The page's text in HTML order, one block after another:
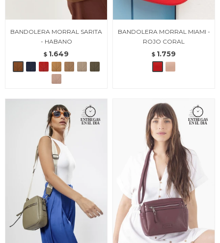
BANDOLERA MORRAL SARITA
- HABANO
$ 1.649
BANDOLERA MORRAL MIAMI -
ROJO CORAL
$ 1.759